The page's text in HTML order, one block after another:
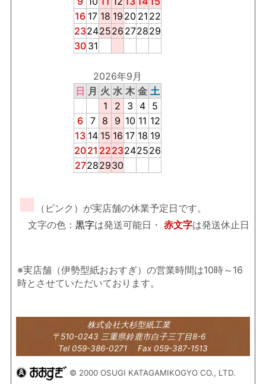
16 17 18 19 20 21 22
23242526 272829
30 31
2026年9月
日 月 火 水 木 金 土
1
2 3 4 5
6 7 8 9 10 11 12
13 14 15 16 17 18 19
2021 2223242526
27282930
■
（ピンク）が実店舗の休業予定日です。
文字の色： 黒字は発送可能日・ 赤文字は発送休止日
※実店舗（伊勢型紙おおすぎ）の営業時間は10時～16
時とさせていただいております。
株式会社大杉型紙工業
〒510-0243 三重県鈴鹿市白子三丁目8-6
Tel 059-386-0271 Fax 059-387-1513
© 2000 OSUGI KATAGAMIKOGYO CO., LTD.